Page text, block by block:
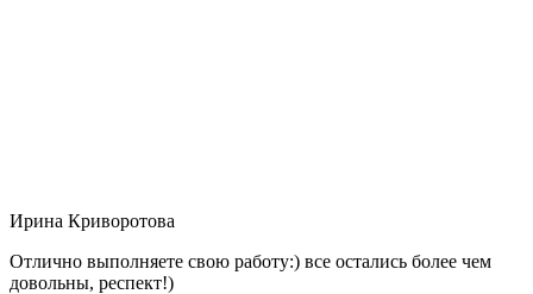
Ирина Криворотова
Отлично выполняете свою работу:) все остались более чем
довольны, респект!)